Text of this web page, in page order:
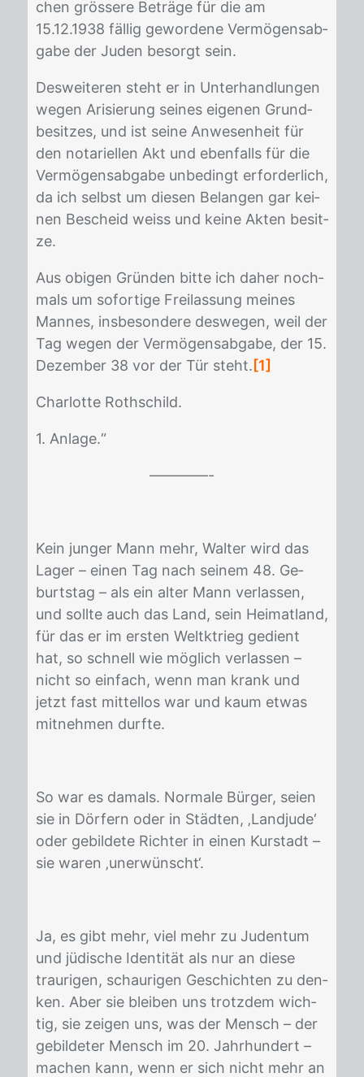
chen grös­se­re Be­trä­ge für die am
15.12.1938 fäl­lig ge­wor­de­ne Ver­mö­gens­ab­
ga­be der Ju­den be­sorgt sein.
Des­wei­te­ren steht er in Un­ter­hand­lun­gen
we­gen Ari­sie­rung sei­nes ei­ge­nen Grund­
be­sit­zes, und ist sei­ne An­we­sen­heit für
den no­ta­ri­el­len Akt und eben­falls für die
Ver­mö­gens­ab­ga­be un­be­dingt er­for­der­lich,
da ich selbst um die­sen Be­lan­gen gar kei­
nen Be­scheid weiss und kei­ne Ak­ten be­sit­
ze.
Aus obi­gen Grün­den bit­te ich da­her noch­
mals um so­for­ti­ge Frei­las­sung mei­nes
Man­nes, ins­be­son­de­re des­we­gen, weil der
Tag we­gen der Ver­mö­gens­ab­ga­be, der 15.
De­zem­ber 38 vor der Tür steht.[1]
Char­lot­te Roth­schild.
1. An­la­ge.“
————-
Kein jun­ger Mann mehr, Wal­ter wird das
La­ger – ei­nen Tag nach sei­nem 48. Ge­
burts­tag – als ein al­ter Mann ver­las­sen,
und soll­te auch das Land, sein Hei­mat­land,
für das er im ers­ten Weltktrieg ge­dient
hat, so schnell wie mög­lich ver­las­sen –
nicht so ein­fach, wenn man krank und
jetzt fast mit­tel­los war und kaum et­was
mit­neh­men durf­te.
So war es da­mals. Nor­ma­le Bür­ger, sei­en
sie in Dör­fern oder in Städ­ten, ‚Land­ju­de‘
oder ge­bil­de­te Rich­ter in ei­nen Kur­stadt –
sie wa­ren ‚un­er­wünscht‘.
Ja, es gibt mehr, viel mehr zu Ju­den­tum
und jü­di­sche Iden­ti­tät als nur an die­se
trau­ri­gen, schau­ri­gen Ge­schich­ten zu den­
ken. Aber sie blei­ben uns trotz­dem wich­
tig, sie zei­gen uns, was der Mensch – der
ge­bil­de­ter Mensch im 20. Jahr­hun­dert –
ma­chen kann, wenn er sich nicht mehr an